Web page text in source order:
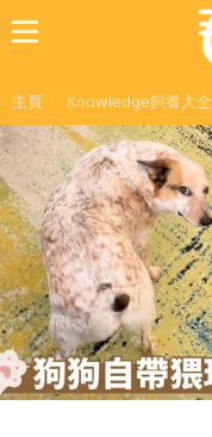
主頁 Knowledge飼養大全